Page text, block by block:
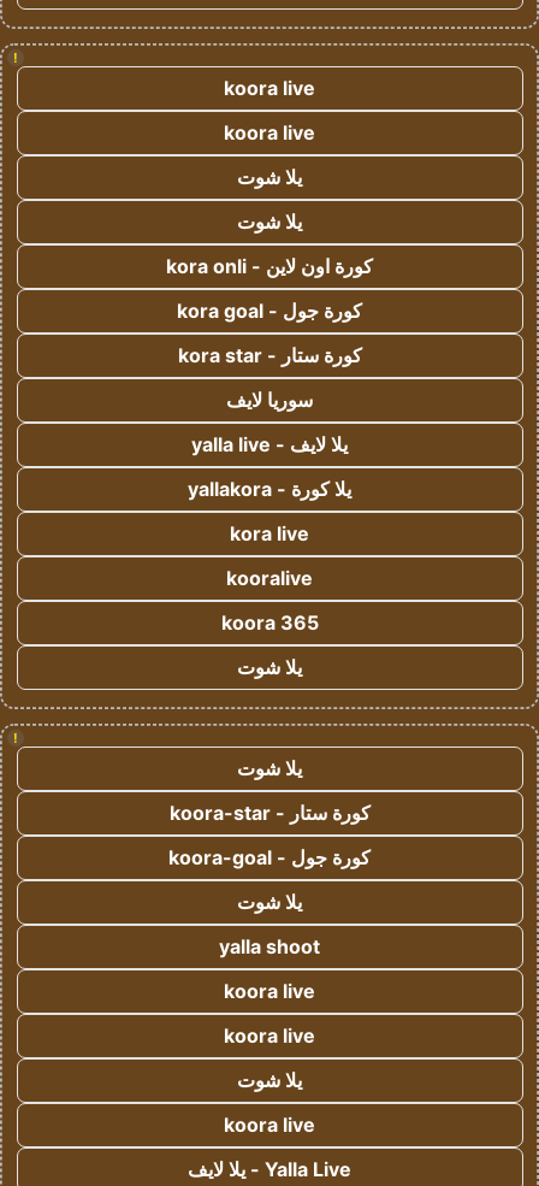
!
koora live
koora live
يلا شوت
يلا شوت
كورة اون لاين - kora onli
كورة جول - kora goal
كورة ستار - kora star
سوريا لايف
يلا لايف - yalla live
يلا كورة - yallakora
kora live
kooralive
koora 365
يلا شوت
!
يلا شوت
كورة ستار - koora-star
كورة جول - koora-goal
يلا شوت
yalla shoot
koora live
koora live
يلا شوت
koora live
Yalla Live - يلا لايف